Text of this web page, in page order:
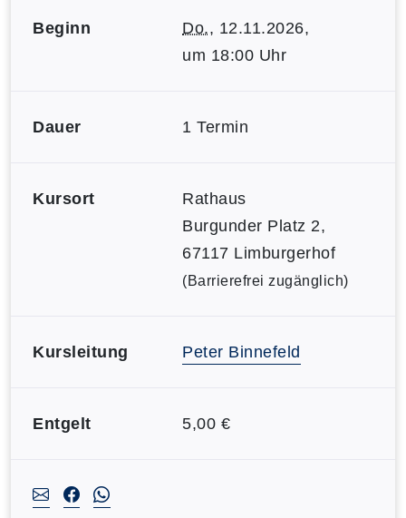
Beginn Do., 12.11.2026,
um 18:00 Uhr
Dauer 1 Termin
Kursort
Rathaus
Burgunder Platz 2,
67117 Limburgerhof
(Barrierefrei zugänglich)
Kursleitung Peter Binnefeld
Entgelt 5,00 €